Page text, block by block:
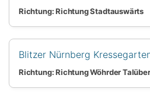
Richtung: Richtung Stadtauswärts
Blitzer Nürnberg
Richtung: Richtung Wöhrder